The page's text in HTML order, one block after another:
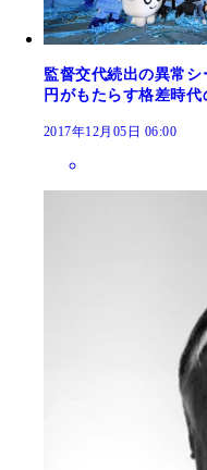
監督交代続出の異常
円がもたらす格差時代
2017年12月05日 06:00